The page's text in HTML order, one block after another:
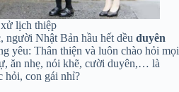
lịch thiệp
Nhật Bản hầu hết dều duyên
yêu: Thân thiện và luôn chào hỏi mọi
ăn nhẹ, nói khẽ, cười duyên,… là
hỏi, con gái nhỉ?